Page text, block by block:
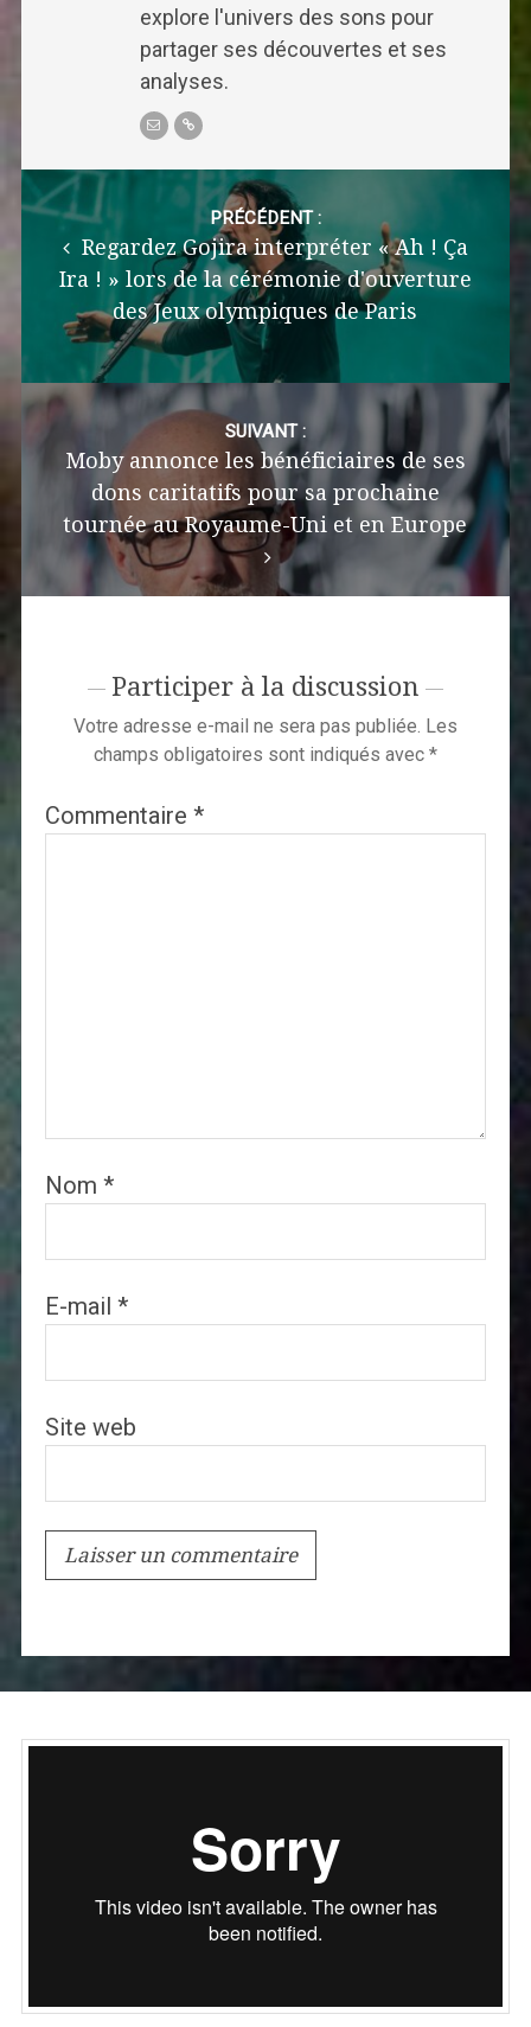
explore l'univers des sons pour
partager ses découvertes et ses
analyses.
Post
navigation
PRÉCÉDENT :
Regardez Gojira interpréter « Ah ! Ça
Ira ! » lors de la cérémonie d'ouverture
des Jeux olympiques de Paris
SUIVANT :
Moby annonce les bénéficiaires de ses
dons caritatifs pour sa prochaine
tournée au Royaume-Uni et en Europe
Participer à la discussion
Votre adresse e-mail ne sera pas publiée. Les
champs obligatoires sont indiqués avec *
Commentaire *
Nom *
E-mail *
Site web